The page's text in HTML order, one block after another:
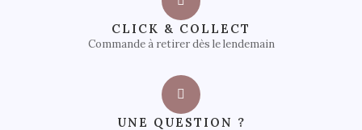
CLICK & COLLECT
Commande à retirer dès le lendemain
UNE QUESTION ?